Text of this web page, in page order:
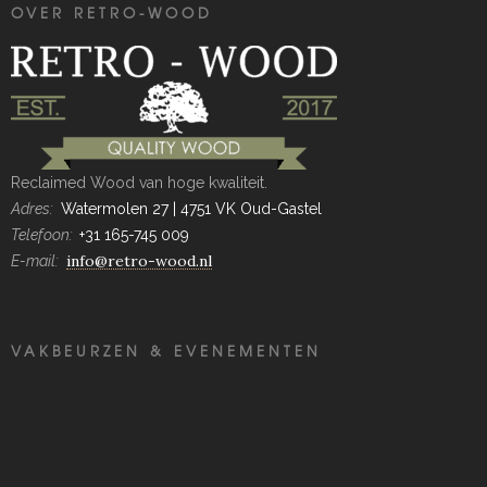
OVER RETRO-WOOD
Reclaimed Wood van hoge kwaliteit.
Adres: Watermolen 27 | 4751 VK Oud-Gastel
Telefoon: +31 165-745 009
E-mail: info@retro-wood.nl
VAKBEURZEN & EVENEMENTEN